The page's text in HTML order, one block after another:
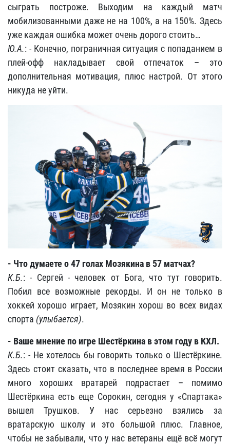
сыграть построже. Выходим на каждый матч
мобилизованными даже не на 100%, а на 150%. Здесь
уже каждая ошибка может очень дорого стоить…
Ю.А.: - Конечно, пограничная ситуация с попаданием в
плей-офф накладывает свой отпечаток – это
дополнительная мотивация, плюс настрой. От этого
никуда не уйти.
- Что думаете о 47 голах Мозякина в 57 матчах?
К.Б.: - Сергей - человек от Бога, что тут говорить.
Побил все возможные рекорды. И он не только в
хоккей хорошо играет, Мозякин хорош во всех видах
спорта (улыбается).
- Ваше мнение по игре Шестёркина в этом году в КХЛ.
К.Б.: - Не хотелось бы говорить только о Шестёркине.
Здесь стоит сказать, что в последнее время в России
много хороших вратарей подрастает – помимо
Шестёркина есть еще Сорокин, сегодня у «Спартака»
вышел Трушков. У нас серьезно взялись за
вратарскую школу и это большой плюс. Главное,
чтобы не забывали, что у нас ветераны ещё всё могут